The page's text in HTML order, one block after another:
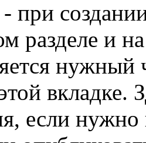
- при
разделе и
нужный
вкладке.
если нужно